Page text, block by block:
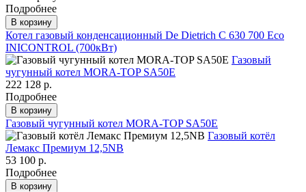
Подробнее
В корзину
Котел газовый конденсационный De Dietrich C 630 700 Eco
INICONTROL (700кВт)
Газовый
чугунный котел MORA-TOP SA50E
222 128 р.
Подробнее
В корзину
Газовый чугунный котел MORA-TOP SA50E
Газовый котёл
Лемакс Премиум 12,5NВ
53 100 р.
Подробнее
В корзину